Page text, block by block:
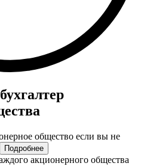
общество если вы не
Подробнее
акционерного общества